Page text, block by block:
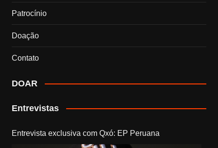
Patrocínio
Doação
Contato
DOAR
Entrevistas
Entrevista exclusiva com Qxó: EP Peruana